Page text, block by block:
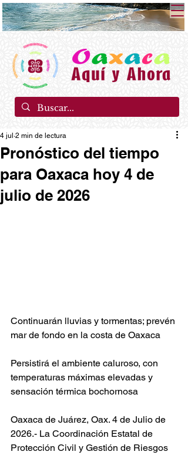
Pronóstico del tiempo
para Oaxaca hoy 4 de
julio de 2026
4 jul 2 min de lectura
Continuarán lluvias y tormentas; prevén
mar de fondo en la costa de Oaxaca
Persistirá el ambiente caluroso, con
temperaturas máximas elevadas y
sensación térmica bochornosa
Oaxaca de Juárez, Oax. 4 de Julio de
2026.- La Coordinación Estatal de
Protección Civil y Gestión de Riesgos